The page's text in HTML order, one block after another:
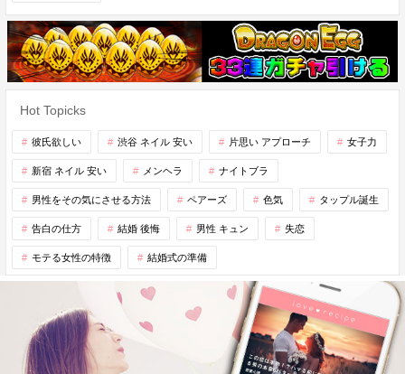
Hot Topicks
彼氏欲しい 渋谷 ネイル 安い 片思い アプローチ 女子力
新宿 ネイル 安い メンヘラ ナイトブラ
男性をその気にさせる方法 ペアーズ 色気 タップル誕生
告白の仕方 結婚 後悔 男性 キュン 失恋
モテる女性の特徴 結婚式の準備